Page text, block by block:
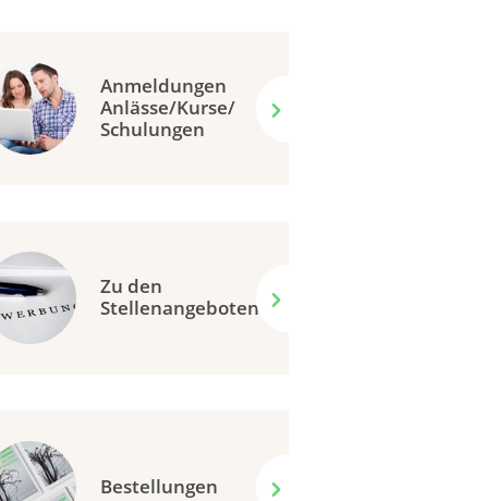
Anmeldungen
Anlässe/Kurse/
Schulungen
Zu den
Stellenangeboten
Bestellungen